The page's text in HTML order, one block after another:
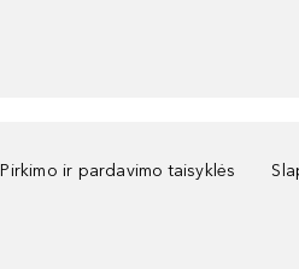
Pirkimo ir pardavimo taisyklės